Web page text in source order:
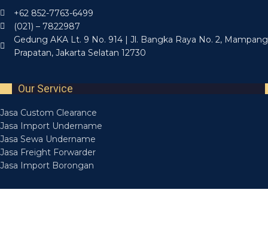
+62 852-7763-6499
(021) – 7822987
Gedung AKA Lt. 9 No. 914 | Jl. Bangka Raya No. 2, Mampang
Prapatan, Jakarta Selatan 12730
Our Service
Jasa Custom Clearance
Jasa Import Undername
Jasa Sewa Undername
Jasa Freight Forwarder
Jasa Import Borongan